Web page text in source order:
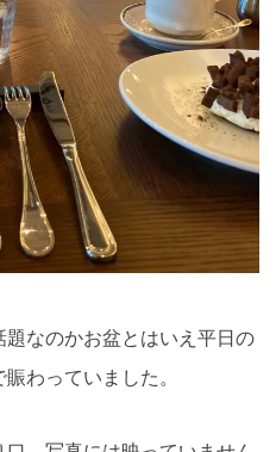
なのかお盆とはいえ平日の
わっていました。